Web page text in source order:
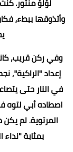
لم تكن الشجرة
التوت الناضجة،
لؤلؤ منثور.
وأتذوقها
وفي ركن قريب،
إعداد "الراكية"،
في النار حتى
اصطاده أبي لتوه